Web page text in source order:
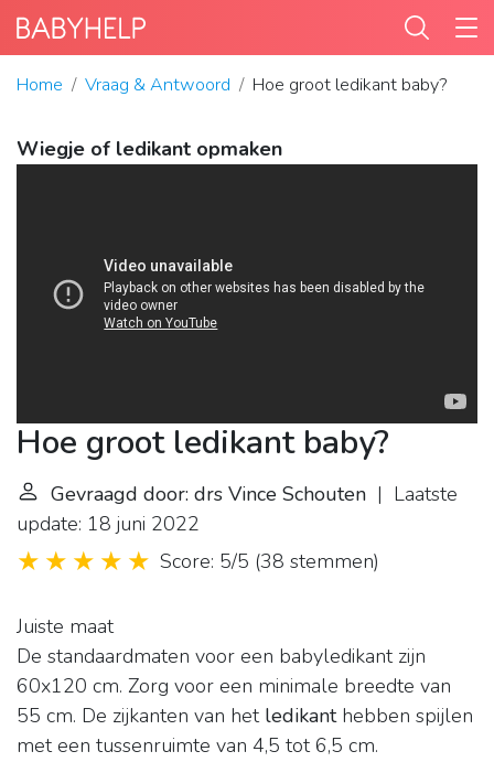
Home Vraag & Antwoord Hoe groot ledikant baby?
Wiegje of ledikant opmaken
Hoe groot ledikant baby?
Gevraagd door: drs Vince Schouten | Laatste
update: 18 juni 2022
Score: 5/5 (38 stemmen)
Juiste maat
De standaardmaten voor een babyledikant zijn
60x120 cm. Zorg voor een minimale breedte van
55 cm. De zijkanten van het ledikanthebben spijlen
met een tussenruimte van 4,5 tot 6,5 cm.